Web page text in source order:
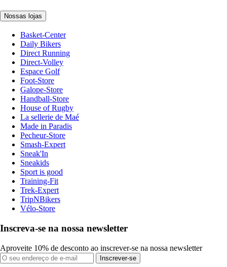
Nossas lojas
Basket-Center
Daily Bikers
Direct Running
Direct-Volley
Espace Golf
Foot-Store
Galope-Store
Handball-Store
House of Rugby
La sellerie de Maé
Made in Paradis
Pecheur-Store
Smash-Expert
Sneak'In
Sneakids
Sport is good
Training-Fit
Trek-Expert
TripNBikers
Vélo-Store
Inscreva-se na nossa newsletter
Aproveite 10% de desconto ao inscrever-se na nossa newsletter
Inscrever-se